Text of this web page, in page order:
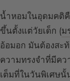
น้ำหอมในอุดมคติ
ขึ้นตั้งแต่วัยเด็ก (ม
อ้อมอก มันต้องสะ
ความทรงจำที่มีคว
เต็มที่ในวันพิเศษนั้